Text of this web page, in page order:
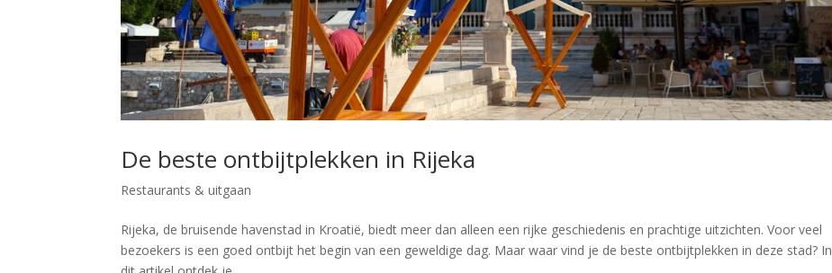
De beste ontbijtplekken in Rijeka
Restaurants & uitgaan
Rijeka, de bruisende havenstad in Kroatië, biedt meer dan alleen een rijke geschiedenis en prachtige uitzichten. Voor veel
bezoekers is een goed ontbijt het begin van een geweldige dag. Maar waar vind je de beste ontbijtplekken in deze stad? In